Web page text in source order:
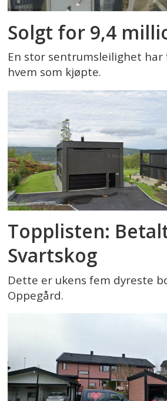
Solgt for 9,4
En stor sentrumsleilighet har
hvem som kjøpte.
Topplisten:
Svartskog
Dette er ukens fem dyreste
Oppegård.